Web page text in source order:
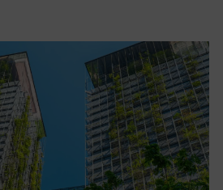
Betriebswirtschaftliche
Beratung